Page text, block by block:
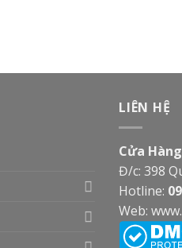
LIÊN HỆ
Cửa
Đ/c: 398
Hotline:
Web: